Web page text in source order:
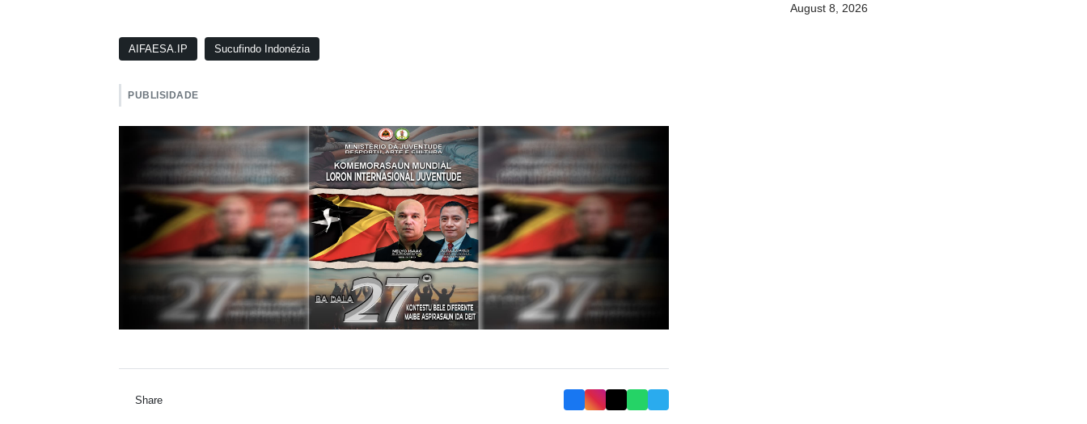
AIFAESA.IP Sucufindo Indonézia
PUBLISIDADE
Share
kapasidade
August 8, 2026